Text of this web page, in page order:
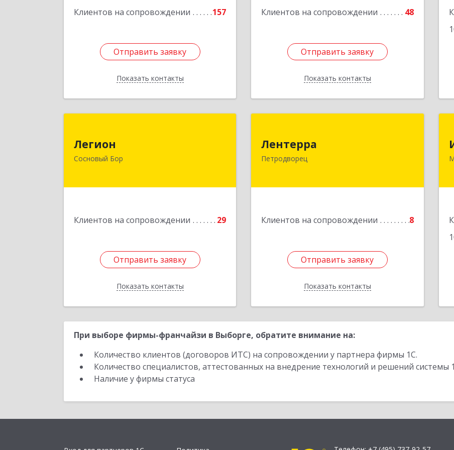
Клиентов на сопровождении 157
Отправить заявку
Показать контакты
Отправить заявку
Назад
Клиентов на сопровождении 48
Отправить заявку
Показать контакты
Отправить заявку
Назад
Легион
Сосновый Бор
Клиентов на сопровождении 29
Отправить заявку
Показать контакты
Бор г, Парковая ул, дом № 9
Подробнее
Отправить заявку
Назад
Лентерра
Петродворец
Клиентов на сопровождении 8
Отправить заявку
Показать контакты
198517, Санкт-Петербург, Петергоф г,
Ропшинское шоссе, дом № 3, корпус 2,
Отправить заявку
Назад
При выборе фирмы-франчайзи в Выборге, обратите внимание на:
Количество клиентов (договоров ИТС) на сопровождении у партнера фирмы 1С.
Количество специалистов, аттестованных на внедрение технологий и решений системы
Наличие у фирмы статуса